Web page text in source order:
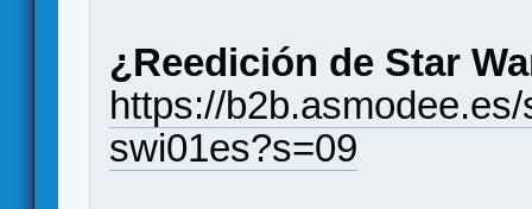
¿Reedición de Star
https://
swi01es?s=09